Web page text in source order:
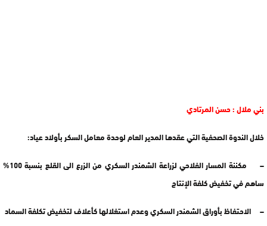
بني ملال : حسن المرتادي
خلال الندوة الصحفية التي عقدها المدير العام لوحدة معامل السكر بأولاد عياد:
– مكننة المسار الفلاحي لزراعة الشمندر السكري من الزرع الى القلع بنسبة 100%
ساهم في تخفيض كلفة الإنتاج
– الاحتفاظ بأوراق الشمندر السكري وعدم استغلالها كأعلاف لتخفيض تكلفة السماد